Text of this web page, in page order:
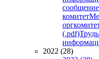
сообщение
комитет
(.pdf)
2022 (28)